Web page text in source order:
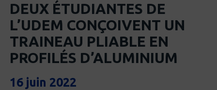
DEUX ÉTUDIANTES DE
L’UDEM CONÇOIVENT UN
TRAINEAU PLIABLE EN
PROFILÉS D’ALUMINIUM
16 juin 2022